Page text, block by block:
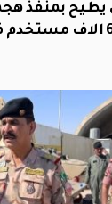
يطيح بمنفذ